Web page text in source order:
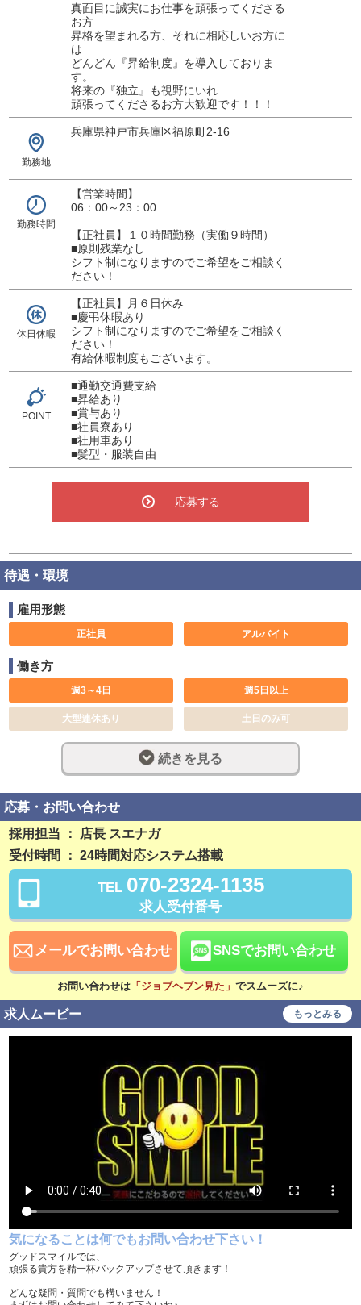
真面目に誠実にお仕事を頑張ってくださる
お方
昇格を望まれる方、それに相応しいお方に
は
どんどん『昇給制度』を導入しておりま
す。
将来の『独立』も視野にいれ
頑張ってくださるお方大歓迎です！！！
勤務地
兵庫県神戸市兵庫区福原町2-16
勤務時間
【営業時間】
06：00～23：00
【正社員】１０時間勤務（実働９時間）
■原則残業なし
シフト制になりますのでご希望をご相談く
ださい！
休日休暇
【正社員】月６日休み
■慶弔休暇あり
シフト制になりますのでご希望をご相談く
ださい！
有給休暇制度もございます。
POINT
■通勤交通費支給
■昇給あり
■賞与あり
■社員寮あり
■社用車あり
■髪型・服装自由
応募する
待遇・環境
雇用形態
正社員 アルバイト
働き方
週3～4日 週5日以上
大型連休あり 土日のみ可
休み希望対応可 1日5時間
短期可 3ヶ月以内
長期歓迎
完全週休2日制
社員登用制度あり
勤務開始日相談可
稼ぎ方
日払い可 賞与あり
昇給あり 資格手当あり
待遇
社会保険完備 交通費支給
未経験可 経験者歓迎
中･高齢者歓迎 シニア歓迎
女性歓迎 女性活躍中
大学生歓迎 主婦・主夫歓迎
即日勤務可 学歴不問
履歴書不要
続きを見る
応募・お問い合わせ
採用担当 ： 店長 スエナガ
受付時間 ： 24時間対応システム搭載
TEL 070-2324-1135
求人受付番号
メールでお問い合わせ SNSでお問い合わせ
お問い合わせは 「ジョブヘブン見た」 でスムーズに♪
求人ムービー もっとみる
気になることは何でもお問い合わせ下さい！
グッドスマイルでは、
頑張る貴方を精一杯バックアップさせて頂きます！
どんな疑問・質問でも構いません！